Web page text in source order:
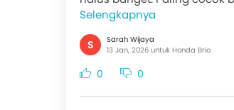
Selengkapnya
S
Sarah Wijaya
13 Jan, 2026 untuk Honda Brio
0 0